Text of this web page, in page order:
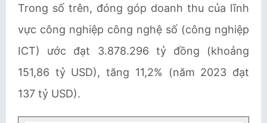
Trong số trên, đóng góp doanh thu của lĩnh
vực công nghiệp công nghệ số (công nghiệp
ICT) ước đạt 3.878.296 tỷ đồng (khoảng
151,86 tỷ USD), tăng 11,2%
(năm 2023 đạt
137 tỷ USD).